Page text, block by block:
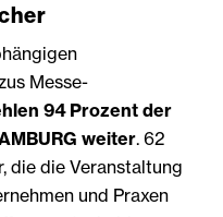
Messe-
94 Prozent der
weiter. 62
die die Veranstaltung
und Praxen